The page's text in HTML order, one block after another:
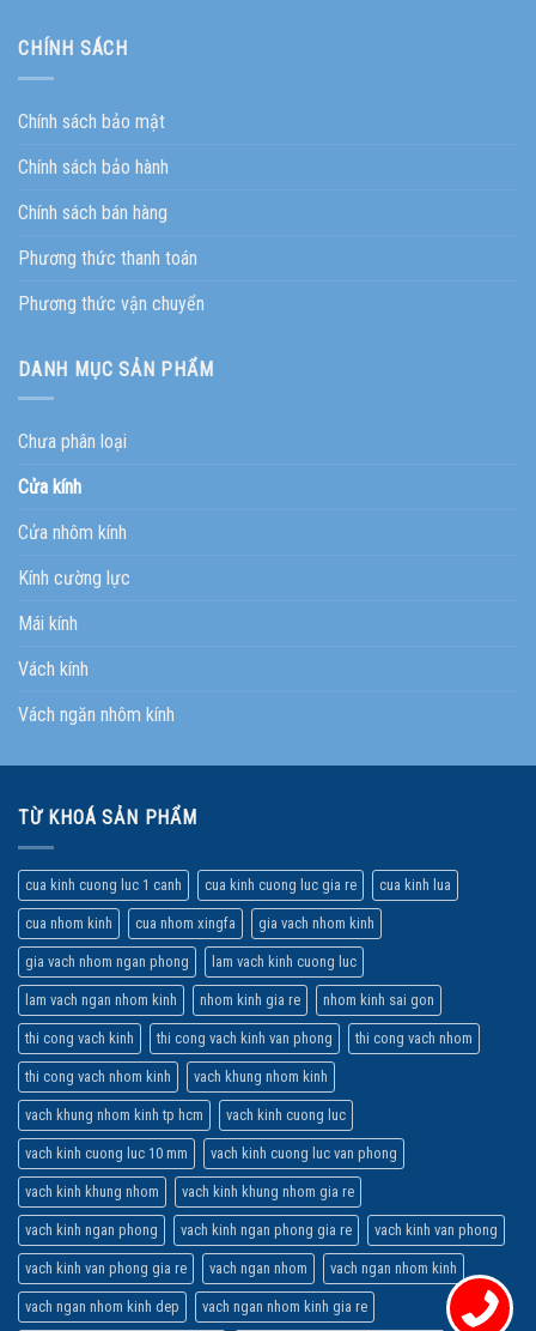
CHÍNH SÁCH
Chính sách bảo mật
Chính sách bảo hành
Chính sách bán hàng
Phương thức thanh toán
Phương thức vận chuyển
DANH MỤC SẢN PHẨM
Chưa phân loại
Cửa kính
Cửa nhôm kính
Kính cường lực
Mái kính
Vách kính
Vách ngăn nhôm kính
TỪ KHOÁ SẢN PHẨM
cua kinh cuong luc 1 canh cua kinh cuong luc gia re cua kinh lua
cua nhom kinh cua nhom xingfa gia vach nhom kinh
gia vach nhom ngan phong lam vach kinh cuong luc
lam vach ngan nhom kinh nhom kinh gia re nhom kinh sai gon
thi cong vach kinh thi cong vach kinh van phong thi cong vach nhom
thi cong vach nhom kinh vach khung nhom kinh
vach khung nhom kinh tp hcm vach kinh cuong luc
vach kinh cuong luc 10 mm vach kinh cuong luc van phong
vach kinh khung nhom vach kinh khung nhom gia re
vach kinh ngan phong vach kinh ngan phong gia re vach kinh van phong
vach kinh van phong gia re vach ngan nhom vach ngan nhom kinh
vach ngan nhom kinh dep vach ngan nhom kinh gia re